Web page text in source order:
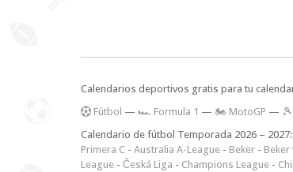
Calendarios deportivos gratis para tu
Fútbol — 🏎️ Formula 1 — 🏍 MotoGP —
Calendario de fútbol Temporada 2026 – 2027:
Primera C - Australia A-League - Beker - Beker
League - Česká Liga - Champions League -